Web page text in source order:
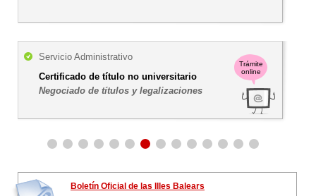
Trámite
online
Servicio Administrativo
Certificado de título no universitario
Negociado de títulos y legalizaciones
Boletín Oficial de las Illes Balears